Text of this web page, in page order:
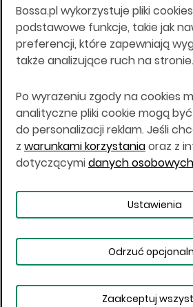
Wszelkie informacje na niniejszej
informacje o produktach
kierowane do osób mających
zamieszkania lub pobytu w
Japonii, ani w dowolnej innej
taki materiał byłby sprzeczny z
których zgodne z prawem
inwestycyjnych nie jest możliwe
jest możliwe złożenie oferty.
w danej jurysdykcji określają, czy
nabycie poszczególnych
Copyright © 2026 BOŚ | BOSSA.PL
Warunki korzystania
Dane
Bossa.pl wykorzystuje pliki
podstawowe funkcje, takie jak
preferencji, które zapewniają
także analizujące ruch na stronie.
Po wyrażeniu zgody na cookies
analityczne pliki cookie mogą
do personalizacji reklam. Jeśli
z warunkami korzystaniaoraz z
dotyczącymidanych osobowych
Ustawienia
Odrzuć
Zaakceptuj